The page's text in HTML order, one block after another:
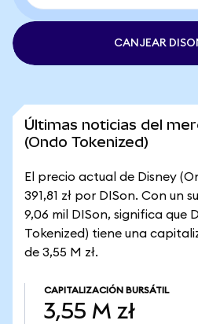
CANJEAR
Últimas noticias del
(Ondo Tokenized)
El precio actual de Disney
391,81 zł por DISon. Con un
9,06 mil DISon, significa que
Tokenized) tiene una
de 3,55 M zł.
CAPITALIZACIÓN BURSÁTIL
3,55 M zł